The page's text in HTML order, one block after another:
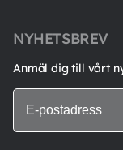
NYHETSBREV
Anmäl dig till vårt